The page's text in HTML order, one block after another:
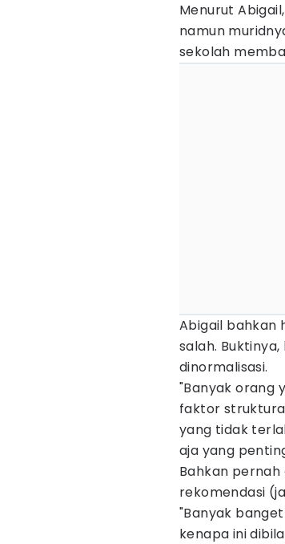
Menurut
namun
sekolah
Abigail bahkan
salah.
dinormalisasi.
"Banyak orang
faktor
yang tidak
aja yang
Bahkan
rekomendasi
"Banyak
kenapa ini